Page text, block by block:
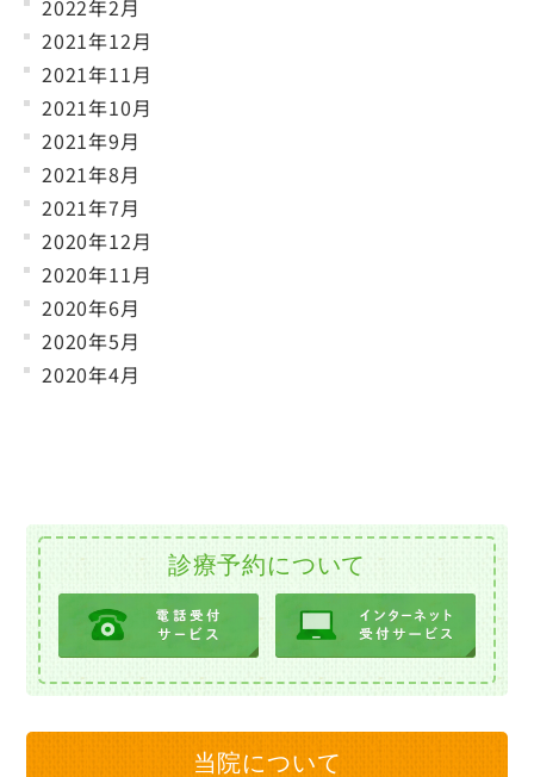
2022年2月
2021年12月
2021年11月
2021年10月
2021年9月
2021年8月
2021年7月
2020年12月
2020年11月
2020年6月
2020年5月
2020年4月
診療予約について
当院について